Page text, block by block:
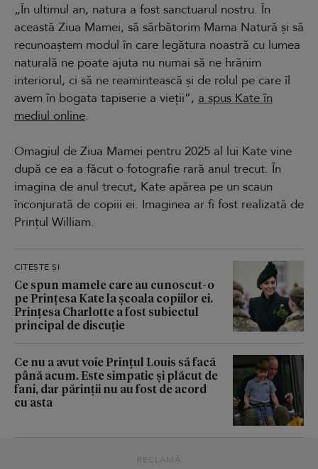
„În ultimul an, natura a fost sanctuarul nostru. În
această Ziua Mamei, să sărbătorim Mama Natură și să
recunoaștem modul în care legătura noastră cu lumea
naturală ne poate ajuta nu numai să ne hrănim
interiorul, ci să ne reamintească și de rolul pe care îl
avem în bogata tapiserie a vieții”, a spus Kate în
mediul online.
Omagiul de Ziua Mamei pentru 2025 al lui Kate vine
după ce ea a făcut o fotografie rară anul trecut. În
imagina de anul trecut, Kate apărea pe un scaun
înconjurată de copiii ei. Imaginea ar fi fost realizată de
Prințul William.
CITEȘTE ȘI
Ce spun mamele care au cunoscut-o
pe Prințesa Kate la școala copiilor ei.
Prințesa Charlotte a fost subiectul
principal de discuție
Ce nu a avut voie Prințul Louis să facă
până acum. Este simpatic și plăcut de
fani, dar părinții nu au fost de acord
cu asta
RECLAMĂ